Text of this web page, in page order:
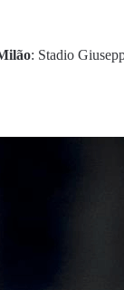
: Stadio